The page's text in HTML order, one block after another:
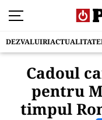
DEZVALUIRIACTUALITATE
Cadoul
pentru
timpul